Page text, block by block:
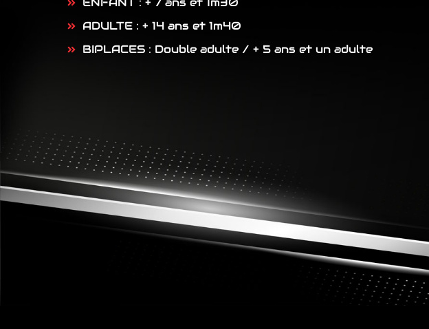
ADULTE : + 14 ans et 1m40
BIPLACES : Double adulte / + 5 ans et un adulte